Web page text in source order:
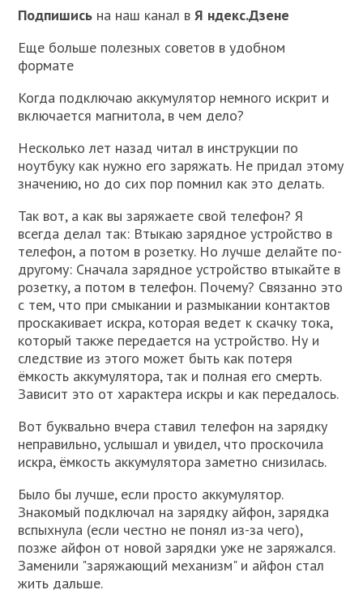
Подпишись на наш канал вЯ ндекс.Дзене
Еще больше полезных советов в удобном
формате
Когда подключаю аккумулятор немного искрит и
включается магнитола, в чем дело?
Несколько лет назад читал в инструкции по
ноутбуку как нужно его заряжать. Не придал этому
значению, но до сих пор помнил как это делать.
Так вот, а как вы заряжаете свой телефон? Я
всегда делал так: Втыкаю зарядное устройство в
телефон, а потом в розетку. Но лучше делайте по-
другому: Сначала зарядное устройство втыкайте в
розетку, а потом в телефон. Почему? Связанно это
с тем, что при смыкании и размыкании контактов
проскакивает искра, которая ведет к скачку тока,
который также передается на устройство. Ну и
следствие из этого может быть как потеря
ёмкость аккумулятора, так и полная его смерть.
Зависит это от характера искры и как передалось.
Вот буквально вчера ставил телефон на зарядку
неправильно, услышал и увидел, что проскочила
искра, ёмкость аккумулятора заметно снизилась.
Было бы лучше, если просто аккумулятор.
Знакомый подключал на зарядку айфон, зарядка
вспыхнула (если честно не понял из-за чего),
позже айфон от новой зарядки уже не заряжался.
Заменили "заряжающий механизм" и айфон стал
жить дальше.